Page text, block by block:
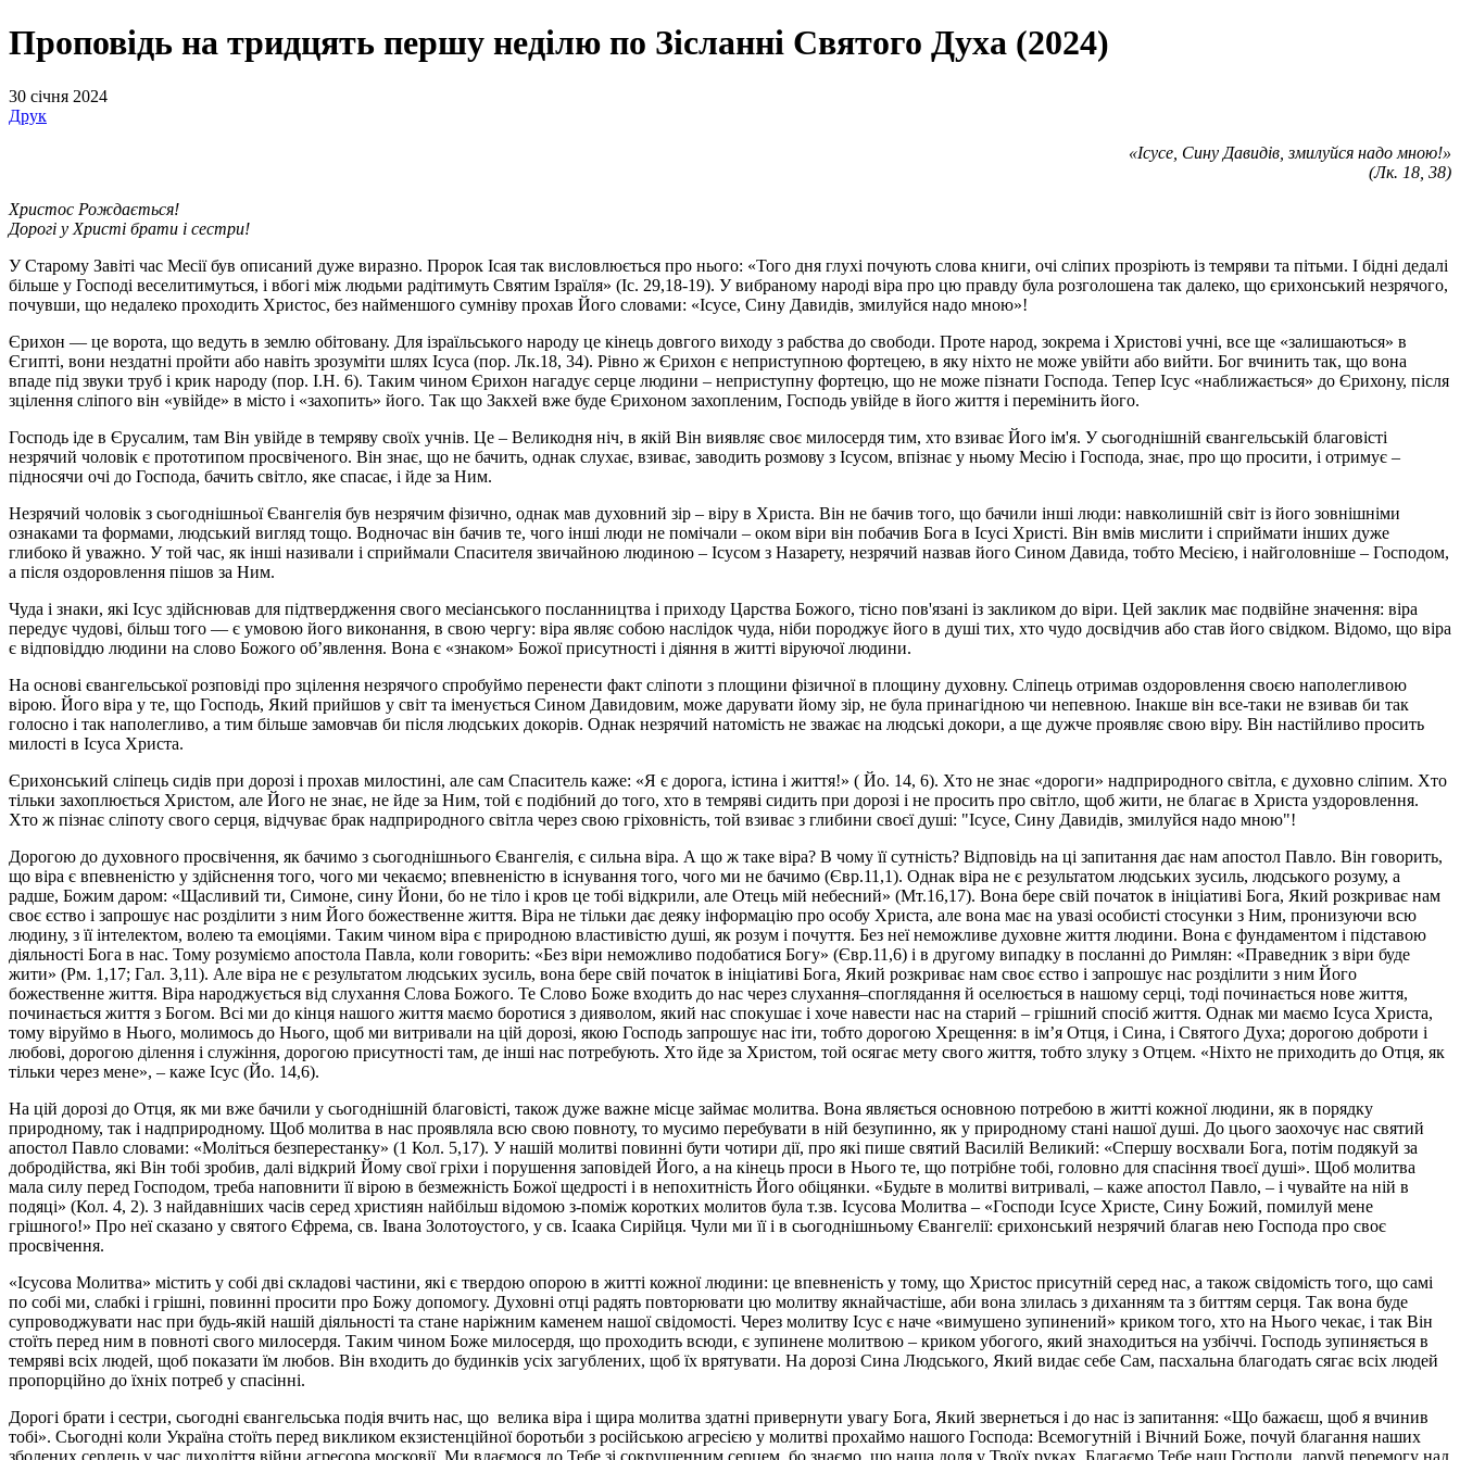
Проповідь на тридцять першу неділю по Зісланні Святого Духа (2024)
30 січня 2024
Друк
«Ісусе, Сину Давидів, змилуйся надо мною!»
(Лк. 18, 38)
Христос Рождається!
Дорогі у Христі брати і сестри!
У Старому Завіті час Месії був описаний дуже виразно. Пророк Ісая так висловлюється про нього: «Того дня глухі почують слова книги, очі сліпих прозріють із темряви та пітьми. І бідні дедалі
більше у Господі веселитимуться, і вбогі між людьми радітимуть Святим Ізраїля» (Іс. 29,18-19). У вибраному народі віра про цю правду була розголошена так далеко, що єрихонський незрячого,
почувши, що недалеко проходить Христос, без найменшого сумніву прохав Його словами: «Ісусе, Сину Давидів, змилуйся надо мною»!
Єрихон — це ворота, що ведуть в землю обітовану. Для ізраїльського народу це кінець довгого виходу з рабства до свободи. Проте народ, зокрема і Христові учні, все ще «залишаються» в
Єгипті, вони нездатні пройти або навіть зрозуміти шлях Ісуса (пор. Лк.18, 34). Рівно ж Єрихон є неприступною фортецею, в яку ніхто не може увійти або вийти. Бог вчинить так, що вона
впаде під звуки труб і крик народу (пор. І.Н. 6). Таким чином Єрихон нагадує серце людини – неприступну фортецю, що не може пізнати Господа. Тепер Ісус «наближається» до Єрихону, після
зцілення сліпого він «увійде» в місто і «захопить» його. Так що Закхей вже буде Єрихоном захопленим, Господь увійде в його життя і перемінить його.
Господь іде в Єрусалим, там Він увійде в темряву своїх учнів. Це – Великодня ніч, в якій Він виявляє своє милосердя тим, хто взиває Його ім'я. У сьогоднішній євангельській благовісті
незрячий чоловік є прототипом просвіченого. Він знає, що не бачить, однак слухає, взиває, заводить розмову з Ісусом, впізнає у ньому Месію і Господа, знає, про що просити, і отримує –
підносячи очі до Господа, бачить світло, яке спасає, і йде за Ним.
Незрячий чоловік з сьогоднішньої Євангелія був незрячим фізично, однак мав духовний зір – віру в Христа. Він не бачив того, що бачили інші люди: навколишній світ із його зовнішніми
ознаками та формами, людський вигляд тощо. Водночас він бачив те, чого інші люди не помічали – оком віри він побачив Бога в Ісусі Христі. Він вмів мислити і сприймати інших дуже
глибоко й уважно. У той час, як інші називали і сприймали Спасителя звичайною людиною – Ісусом з Назарету, незрячий назвав його Сином Давида, тобто Месією, і найголовніше – Господом,
а після оздоровлення пішов за Ним.
Чуда і знаки, які Ісус здійснював для підтвердження свого месіанського посланництва і приходу Царства Божого, тісно пов'язані із закликом до віри. Цей заклик має подвійне значення: віра
передує чудові, більш того — є умовою його виконання, в свою чергу: віра являє собою наслідок чуда, ніби породжує його в душі тих, хто чудо досвідчив або став його свідком. Відомо, що віра
є відповіддю людини на слово Божого об’явлення. Вона є «знаком» Божої присутності і діяння в житті віруючої людини.
На основі євангельської розповіді про зцілення незрячого спробуймо перенести факт сліпоти з площини фізичної в площину духовну. Сліпець отримав оздоровлення своєю наполегливою
вірою. Його віра у те, що Господь, Який прийшов у світ та іменується Сином Давидовим, може дарувати йому зір, не була принагідною чи непевною. Інакше він все-таки не взивав би так
голосно і так наполегливо, а тим більше замовчав би після людських докорів. Однак незрячий натомість не зважає на людські докори, а ще дужче проявляє свою віру. Він настійливо просить
милості в Ісуса Христа.
Єрихонський сліпець сидів при дорозі і прохав милостині, але сам Спаситель каже: «Я є дорога, істина і життя!» ( Йо. 14, 6). Хто не знає «дороги» надприродного світла, є духовно сліпим. Хто
тільки захоплюється Христом, але Його не знає, не йде за Ним, той є подібний до того, хто в темряві сидить при дорозі і не просить про світло, щоб жити, не благає в Христа уздоровлення.
Хто ж пізнає сліпоту свого серця, відчуває брак надприродного світла через свою гріховність, той взиває з глибини своєї душі: "Icyсе, Сину Давидів, змилуйся надо мною"!
Дорогою до духовного просвічення, як бачимо з сьогоднішнього Євангелія, є сильна віра. А що ж таке вiра? В чому її сутнiсть? Вiдповiдь на цi запитання дає нам апостол Павло. Вiн говорить,
що вiра є впевненістю у здійснення того, чого ми чекаємо; впевненiстю в iснування того, чого ми не бачимо (Євр.11,1). Однак віра не є результатом людських зусиль, людського розуму, а
радше, Божим даром: «Щасливий ти, Симоне, сину Йони, бо не тіло і кров це тобі відкрили, але Отець мій небесний» (Мт.16,17). Вона бере свій початок в ініціативі Бога, Який розкриває нам
своє єство і запрошує нас розділити з ним Його божественне життя. Віра не тільки дає деяку інформацію про особу Христа, але вона має на увазі особисті стосунки з Ним, пронизуючи всю
людину, з її інтелектом, волею та емоціями. Таким чином вiра є природною властивiстю душi, як розум i почуття. Без неї неможливе духовне життя людини. Вона є фундаментом і підставою
діяльності Бога в нас. Тому розуміємо апостола Павла, коли говорить: «Без віри неможливо подобатися Богу» (Євр.11,6) і в другому випадку в посланні до Римлян: «Праведник з віри буде
жити» (Рм. 1,17; Гал. 3,11). Але віра не є результатом людських зусиль, вона бере свій початок в ініціативі Бога, Який розкриває нам своє єство і запрошує нас розділити з ним Його
божественне життя. Віра народжується від слухання Слова Божого. Те Слово Боже входить до нас через слухання–споглядання й оселюється в нашому серці, тоді починається нове життя,
починається життя з Богом. Всі ми до кінця нашого життя маємо боротися з дияволом, який нас спокушає і хоче навести нас на старий – грішний спосіб життя. Однак ми маємо Ісуса Христа,
тому віруймо в Нього, молимось до Нього, щоб ми витривали на цій дорозі, якою Господь запрошує нас іти, тобто дорогою Хрещення: в ім’я Отця, і Сина, і Святого Духа; дорогою доброти і
любові, дорогою ділення і служіння, дорогою присутності там, де інші нас потребують. Хто йде за Христом, той осягає мету свого життя, тобто злуку з Отцем. «Ніхто не приходить до Отця, як
тільки через мене», – каже Ісус (Йо. 14,6).
На цій дорозі до Отця, як ми вже бачили у сьогоднішній благовісті, також дуже важне місце займає молитва. Вона являється основною потребою в житті кожної людини, як в порядку
природному, так і надприродному. Щоб молитва в нас проявляла всю свою повноту, то мусимо перебувати в ній безупинно, як у природному стані нашої душі. До цього заохочує нас святий
апостол Павло словами: «Моліться безперестанку» (1 Кол. 5,17). У нашій молитві повинні бути чотири дії, про які пише святий Василій Великий: «Спершу восхвали Бога, потім подякуй за
добродійства, які Він тобі зробив, далі відкрий Йому свої гріхи і порушення заповідей Його, а на кінець проси в Нього те, що потрібне тобі, головно для спасіння твоєї душі». Щоб молитва
мала силу перед Господом, треба наповнити її вірою в безмежність Божої щедрості і в непохитність Його обіцянки. «Будьте в молитві витривалі, – каже апостол Павло, – і чувайте на ній в
подяці» (Кол. 4, 2). З найдавніших часів серед християн найбільш відомою з-поміж коротких молитов була т.зв. Ісусова Молитва – «Господи Ісусе Христе, Сину Божий, помилуй мене
грішного!» Про неї сказано у святого Єфрема, св. Івана Золотоустого, у св. Ісаака Сирійця. Чули ми її і в сьогоднішньому Євангелії: єрихонський незрячий благав нею Господа про своє
просвічення.
«Ісусова Молитва» містить у собі дві складові частини, які є твердою опорою в житті кожної людини: це впевненість у тому, що Христос присутній серед нас, а також свідомість того, що самі
по собі ми, слабкі і грішні, повинні просити про Божу допомогу. Духовні отці радять повторювати цю молитву якнайчастіше, аби вона злилась з диханням та з биттям серця. Так вона буде
супроводжувати нас при будь-якій нашій діяльності та стане наріжним каменем нашої свідомості. Через молитву Ісус є наче «вимушено зупинений» криком того, хто на Нього чекає, і так Він
стоїть перед ним в повноті свого милосердя. Таким чином Боже милосердя, що проходить всюди, є зупинене молитвою – криком убогого, який знаходиться на узбіччі. Господь зупиняється в
темряві всіх людей, щоб показати їм любов. Він входить до будинків усіх загублених, щоб їх врятувати. На дорозі Сина Людського, Який видає себе Сам, пасхальна благодать сягає всіх людей
пропорційно до їхніх потреб у спасінні.
Дорогі брати і сестри, сьогодні євангельська подія вчить нас, що велика віра і щира молитва здатні привернути увагу Бога, Який звернеться і до нас із запитання: «Що бажаєш, щоб я вчинив
тобі». Сьогодні коли Україна стоїть перед викликом екзистенційної боротьби з російською агресією у молитві прохаймо нашого Господа: Всемогутній і Вічний Боже, почуй благання наших
зболених сердець у час лихоліття війни агресора московії. Ми вдаємося до Тебе зі сокрушенним серцем, бо знаємо, що наша доля у Твоїх руках. Благаємо Тебе наш Господи, даруй перемогу над
на
тридцять
першу
неділю
Святого